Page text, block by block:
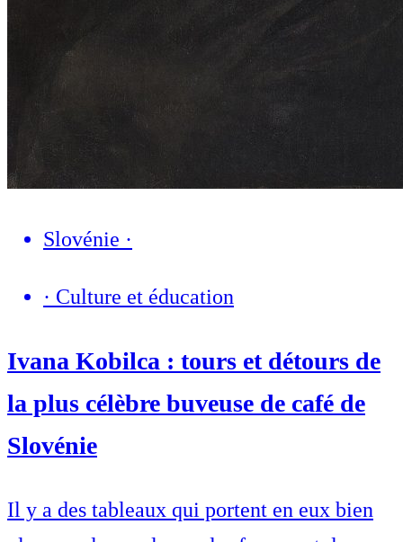
Slovénie ·
· Culture et éducation
Ivana Kobilca : tours et détours de
la plus célèbre buveuse de café de
Slovénie
Il y a des tableaux qui portent en eux bien